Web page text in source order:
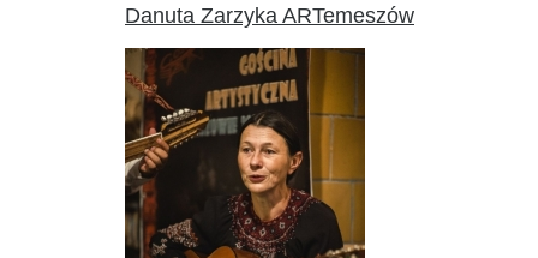
Danuta Zarzyka ARTemeszów